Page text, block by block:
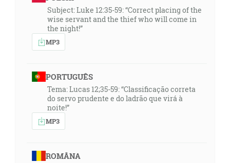
Subject: Luke 12:35-59: “Correct placing of the
wise servant and the thief who will come in
the night!”
MP3
PORTUGUÊS
Tema: Lucas 12;35-59: “Classificação correta
do servo prudente e do ladrão que virá à
noite!”
MP3
ROMÂNA